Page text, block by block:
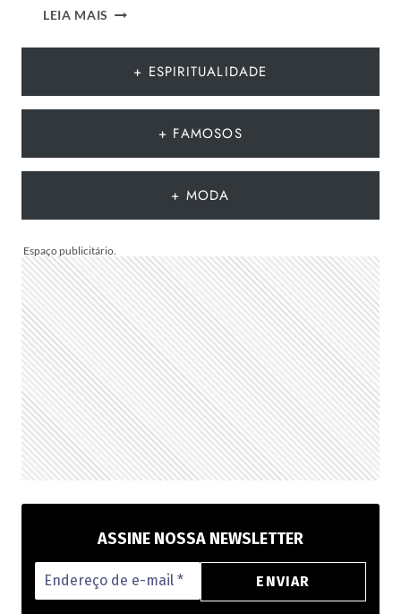
LEIA MAIS CESTA
O
75
TE
A
MONTAR
A
SUA
PARA
PRESENTEAR
OU
VENDER!
+ ESPIRITUALIDADE
+ FAMOSOS
+ MODA
ASSINE NOSSA NEWSLETTER